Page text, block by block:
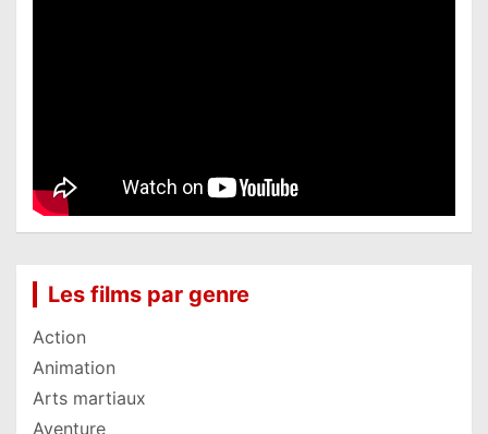
Les films par genre
Action
Animation
Arts martiaux
Aventure